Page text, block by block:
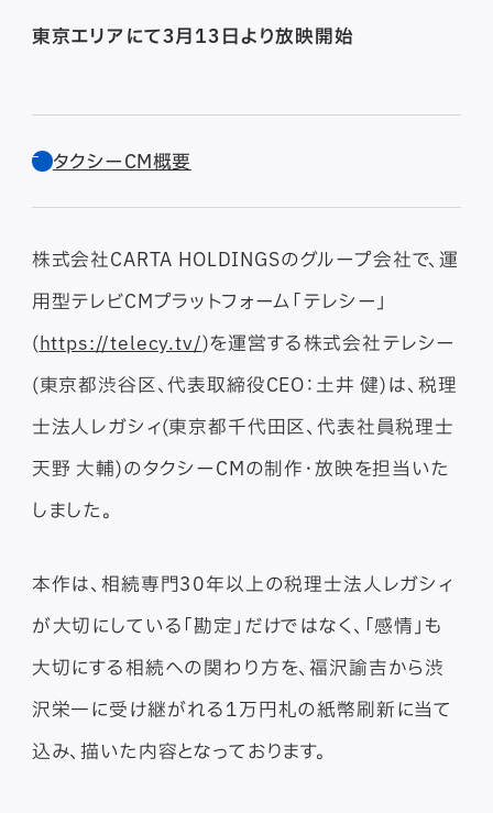
東京エリアにて3月13日より放映開始
タクシーCM概要
株式会社CARTA HOLDINGSのグループ会社で、運
用型テレビCMプラットフォーム「テレシー」
( https://telecy.tv/)を運営する株式会社テレシー
(東京都渋谷区、代表取締役CEO：土井 健)は、税理
士法人レガシィ(東京都千代田区、代表社員税理士
天野 大輔)のタクシーCMの制作・放映を担当いた
しました。
本作は、相続専門30年以上の税理士法人レガシィ
が大切にしている「勘定」だけではなく、「感情」も
大切にする相続への関わり方を、福沢諭吉から渋
沢栄一に受け継がれる1万円札の紙幣刷新に当て
込み、描いた内容となっております。